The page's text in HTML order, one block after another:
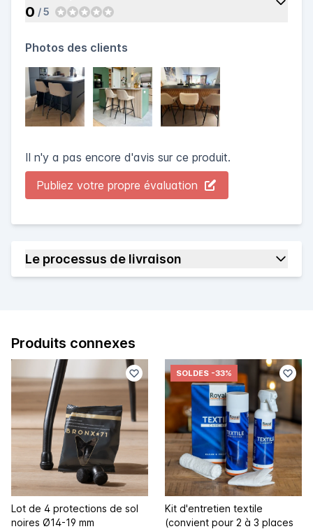
0 / 5
Photos des clients
Il n'y a pas encore d'avis sur ce produit.
Publiez votre propre évaluation
Le processus de livraison
Produits connexes
Lot de 4 protections de sol
noires Ø14-19 mm
SOLDES -33%
Kit d'entretien textile
(convient pour 2 à 3 places